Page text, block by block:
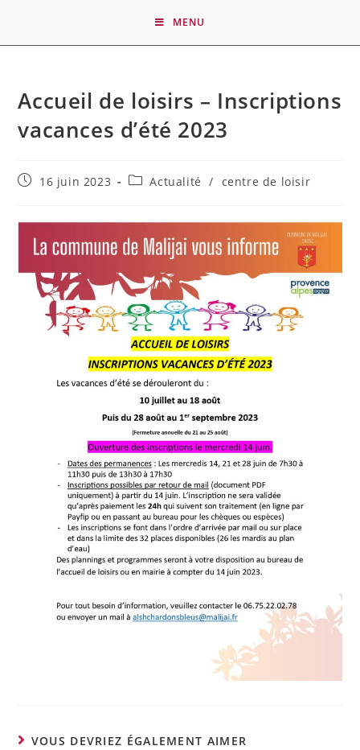
MENU
Accueil de loisirs – Inscriptions
vacances d’été 2023
16 juin 2023 Actualité / centre de loisir
VOUS DEVRIEZ ÉGALEMENT AIMER